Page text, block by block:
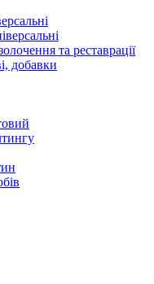
та реставрації
добавки